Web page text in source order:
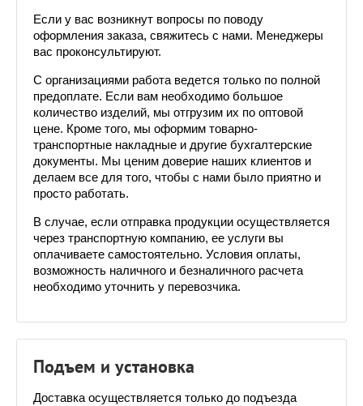
Если у вас возникнут вопросы по поводу
оформления заказа, свяжитесь с нами. Менеджеры
вас проконсультируют.
С организациями работа ведется только по полной
предоплате. Если вам необходимо большое
количество изделий, мы отгрузим их по оптовой
цене. Кроме того, мы оформим товарно-
транспортные накладные и другие бухгалтерские
документы. Мы ценим доверие наших клиентов и
делаем все для того, чтобы с нами было приятно и
просто работать.
В случае, если отправка продукции осуществляется
через транспортную компанию, ее услуги вы
оплачиваете самостоятельно. Условия оплаты,
возможность наличного и безналичного расчета
необходимо уточнить у перевозчика.
Подъем и установка
Доставка осуществляется только до подъезда